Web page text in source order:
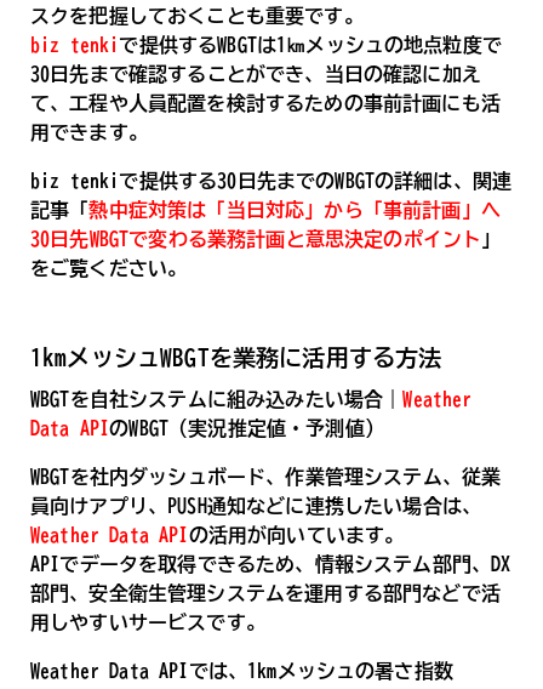
スクを把握しておくことも重要です。
biz tenki で提供するWBGTは1㎞メッシュの地点粒度で
30日先まで確認することができ、当日の確認に加え
て、工程や人員配置を検討するための事前計画にも活
用できます。
biz tenkiで提供する30日先までのWBGTの詳細は、関連
記事「熱中症対策は「当日対応」から「事前計画」へ
30日先WBGTで変わる業務計画と意思決定のポイント 」
をご覧ください。
1kmメッシュWBGTを業務に活用する方法
WBGTを自社システムに組み込みたい場合｜Weather
Data APIのWBGT（実況推定値・予測値）
WBGTを社内ダッシュボード、作業管理システム、従業
員向けアプリ、PUSH通知などに連携したい場合は、
Weather Data APIの活用が向いています。
APIでデータを取得できるため、情報システム部門、DX
部門、安全衛生管理システムを運用する部門などで活
用しやすいサービスです。
Weather Data APIでは、1kmメッシュの暑さ指数